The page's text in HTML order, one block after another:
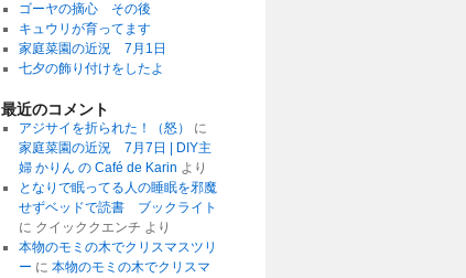
ゴーヤの摘心 その後
キュウリが育ってます
家庭菜園の近況 7月1日
七夕の飾り付けをしたよ
最近のコメント
アジサイを折られた！（怒）
に
家庭菜園の近況 7月7日 | DIY主
婦 かりん の Café de Karin より
となりで眠ってる人の睡眠を邪魔
せずベッドで読書 ブックライト
に クイッククエンチ より
本物のモミの木でクリスマスツリ
ー に 本物のモミの木でクリスマ